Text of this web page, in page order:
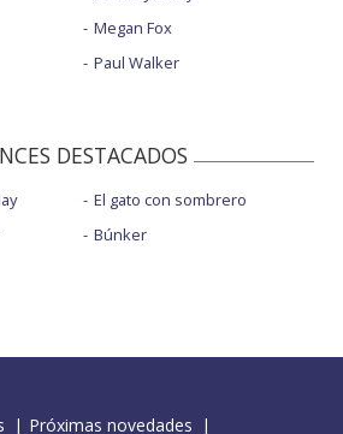
Megan Fox
Paul Walker
DESTACADOS
El gato con sombrero
Búnker
Próximas novedades